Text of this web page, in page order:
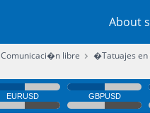
About
Comunicaci�n libre �Tatuajes en